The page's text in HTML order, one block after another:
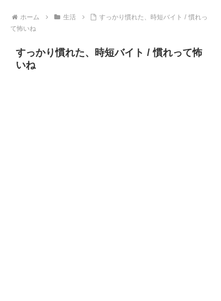
ホーム 生活
すっかり慣れた、時短バイト / 慣れっ
て怖いね
すっかり慣れた、時短バイト / 慣れって怖
いね